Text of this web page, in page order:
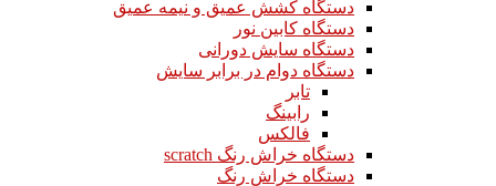
دستگاه کشش عمیق و نیمه عمیق
دستگاه کابین نور
دستگاه سایش دورانی
دستگاه دوام در برابر سایش
تابر
رابینگ
فالکس
دستگاه خراش رنگ scratch
دستگاه خراش رنگ